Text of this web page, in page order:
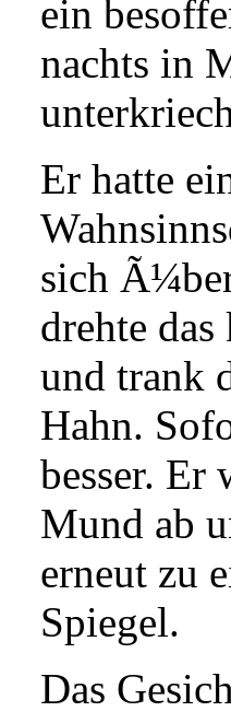
ein
nachts in
Er hatte
sich
drehte das
und trank
Hahn.
besser. Er
Mund ab
erneut zu
Spiegel.
Das